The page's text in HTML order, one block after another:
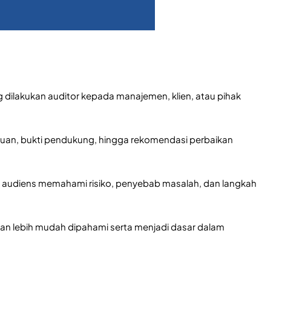
auditor kepada manajemen, klien, atau pihak
bukti pendukung, hingga rekomendasi perbaikan
memahami risiko, penyebab masalah, dan langkah
lebih mudah dipahami serta menjadi dasar dalam